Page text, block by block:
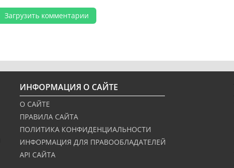
Загрузить комментарии
ИНФОРМАЦИЯ О САЙТЕ
О САЙТЕ
ПРАВИЛА САЙТА
ПОЛИТИКА КОНФИДЕНЦИАЛЬНОСТИ
ИНФОРМАЦИЯ ДЛЯ ПРАВООБЛАДАТЕЛЕЙ
API САЙТА